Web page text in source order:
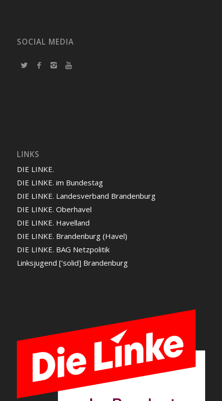
SOCIAL MEDIA
LINKS
DIE LINKE.
DIE LINKE. im Bundestag
DIE LINKE. Landesverband Brandenburg
DIE LINKE. Oberhavel
DIE LINKE. Havelland
DIE LINKE. Brandenburg (Havel)
DIE LINKE. BAG Netzpolitik
Linksjugend [’solid] Brandenburg